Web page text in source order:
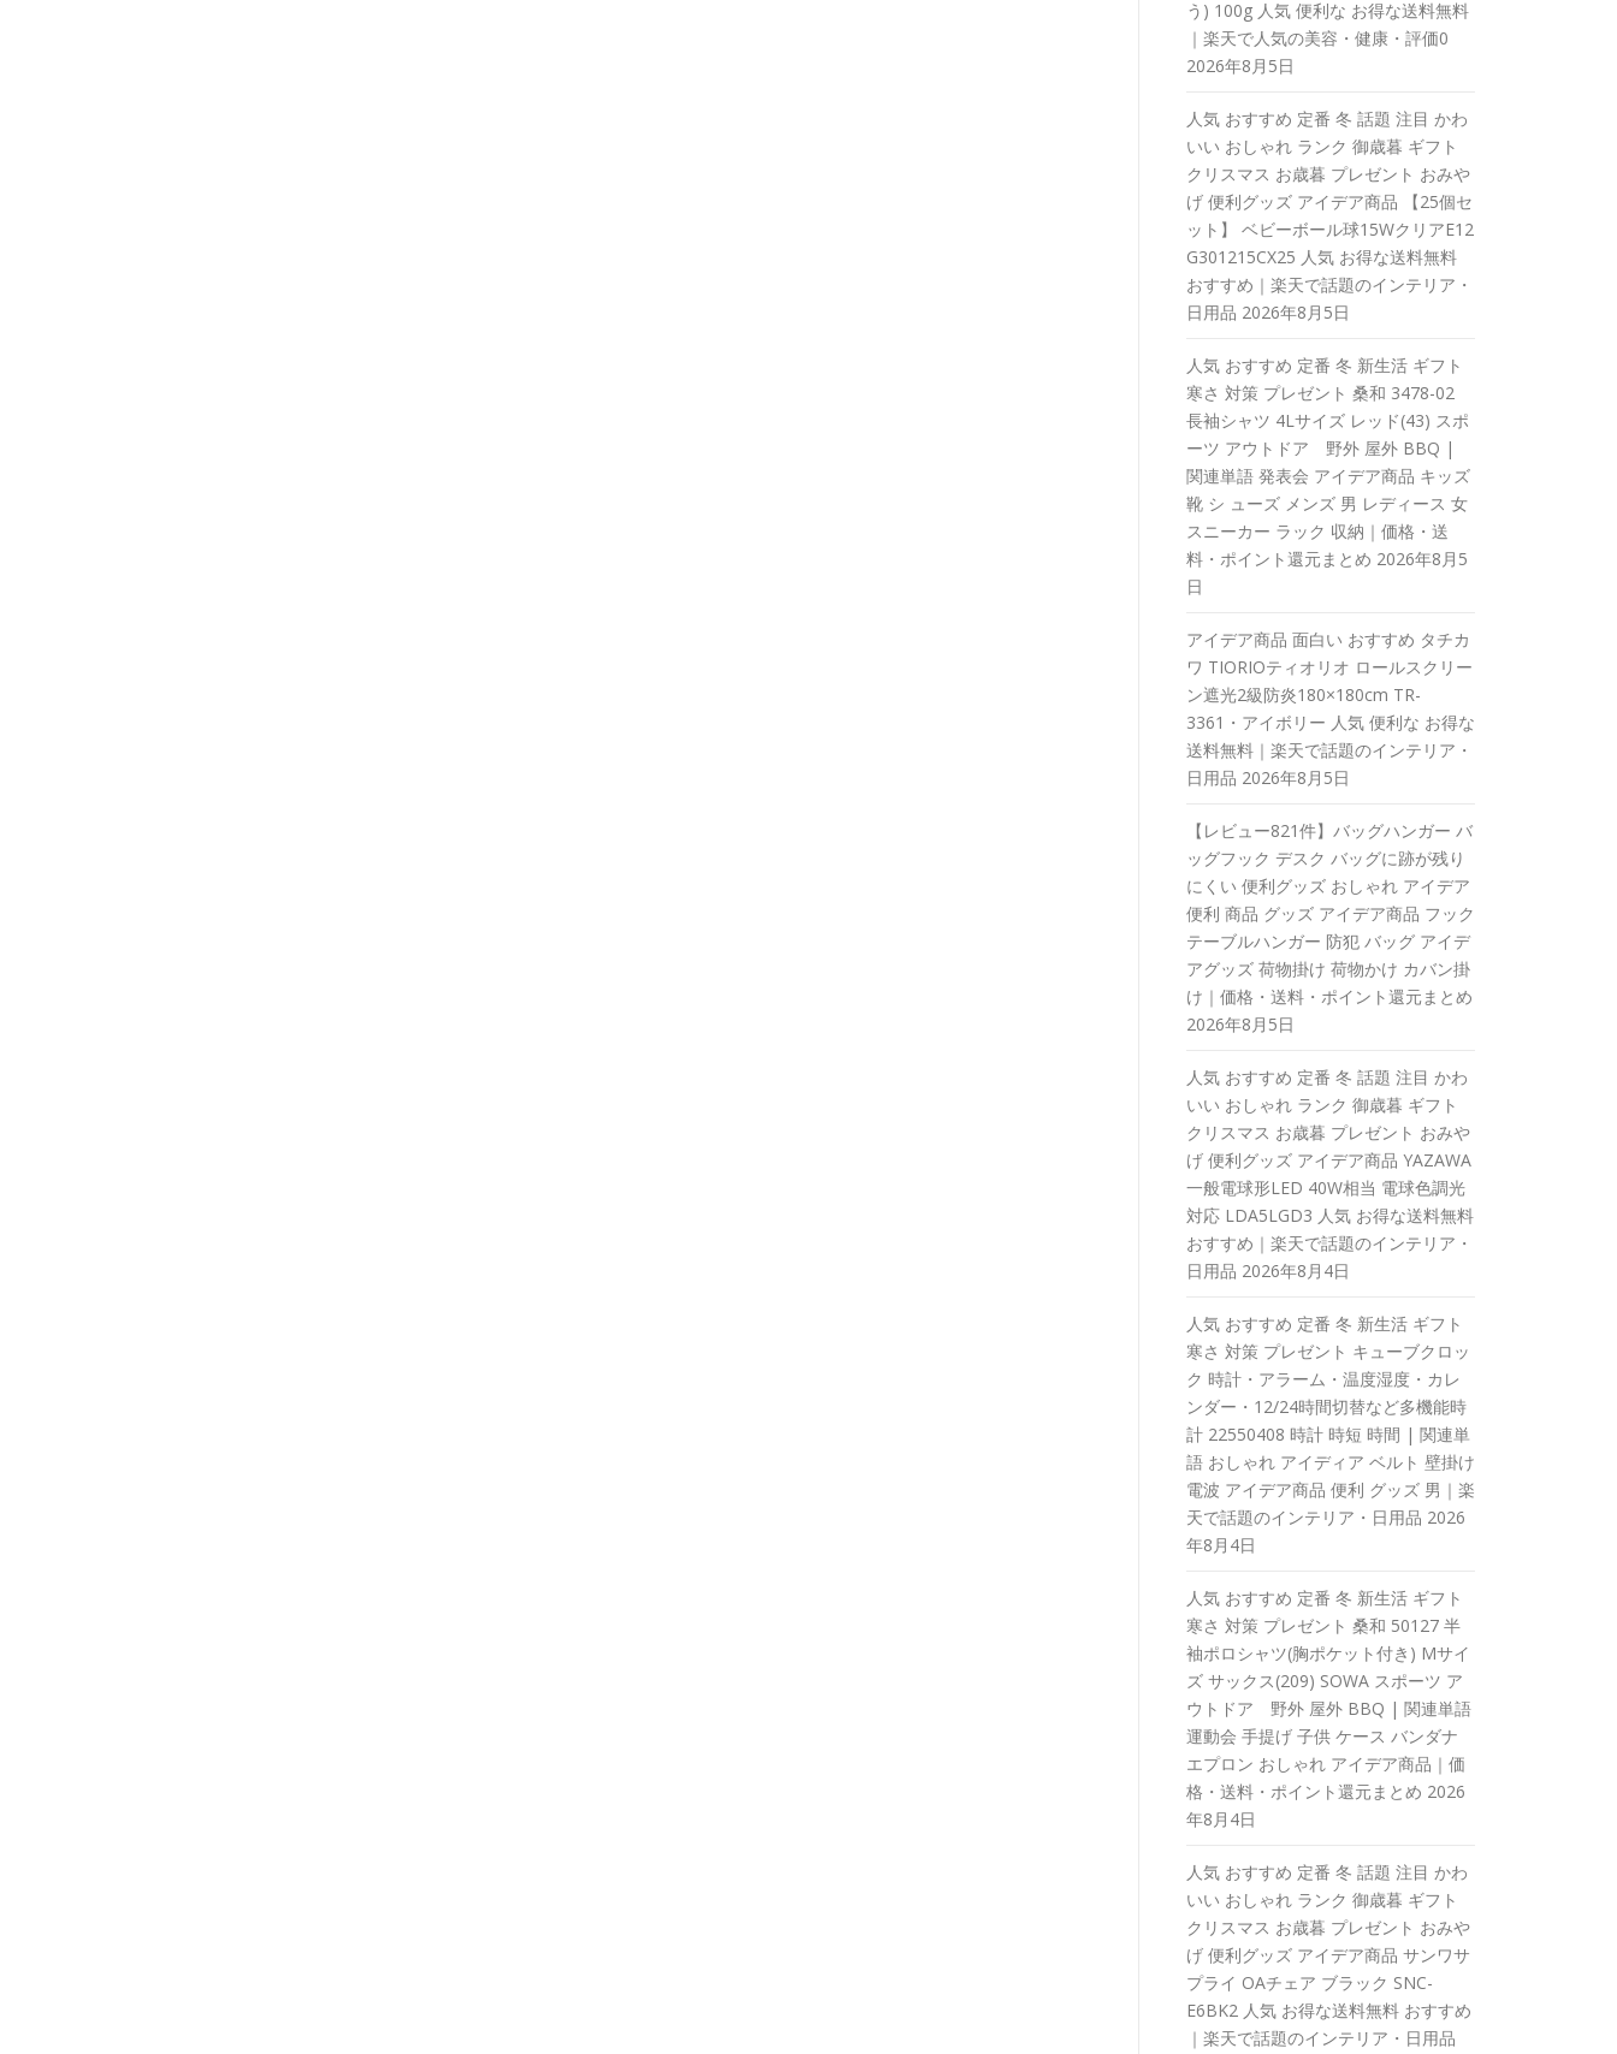
う) 100g 人気 便利な お得な送料無料
｜楽天で人気の美容・健康・評価0
2026年8月5日
人気 おすすめ 定番 冬 話題 注目 かわ
いい おしゃれ ランク 御歳暮 ギフト
クリスマス お歳暮 プレゼント おみや
げ 便利グッズ アイデア商品 【25個セ
ット】 ベビーボール球15WクリアE12
G301215CX25 人気 お得な送料無料
おすすめ｜楽天で話題のインテリア・
日用品 2026年8月5日
人気 おすすめ 定番 冬 新生活 ギフト
寒さ 対策 プレゼント 桑和 3478-02
長袖シャツ 4Lサイズ レッド(43) スポ
ーツ アウトドア 野外 屋外 BBQ |
関連単語 発表会 アイデア商品 キッズ
靴 シ ューズ メンズ 男 レディース 女
スニーカー ラック 収納｜価格・送
料・ポイント還元まとめ 2026年8月5
日
アイデア商品 面白い おすすめ タチカ
ワ TIORIOティオリオ ロールスクリー
ン遮光2級防炎180×180cm TR-
3361・アイボリー 人気 便利な お得な
送料無料｜楽天で話題のインテリア・
日用品 2026年8月5日
【レビュー821件】バッグハンガー バ
ッグフック デスク バッグに跡が残り
にくい 便利グッズ おしゃれ アイデア
便利 商品 グッズ アイデア商品 フック
テーブルハンガー 防犯 バッグ アイデ
アグッズ 荷物掛け 荷物かけ カバン掛
け｜価格・送料・ポイント還元まとめ
2026年8月5日
人気 おすすめ 定番 冬 話題 注目 かわ
いい おしゃれ ランク 御歳暮 ギフト
クリスマス お歳暮 プレゼント おみや
げ 便利グッズ アイデア商品 YAZAWA
一般電球形LED 40W相当 電球色調光
対応 LDA5LGD3 人気 お得な送料無料
おすすめ｜楽天で話題のインテリア・
日用品 2026年8月4日
人気 おすすめ 定番 冬 新生活 ギフト
寒さ 対策 プレゼント キューブクロッ
ク 時計・アラーム・温度湿度・カレ
ンダー・12/24時間切替など多機能時
計 22550408 時計 時短 時間 | 関連単
語 おしゃれ アイディア ベルト 壁掛け
電波 アイデア商品 便利 グッズ 男｜楽
天で話題のインテリア・日用品 2026
年8月4日
人気 おすすめ 定番 冬 新生活 ギフト
寒さ 対策 プレゼント 桑和 50127 半
袖ポロシャツ(胸ポケット付き) Mサイ
ズ サックス(209) SOWA スポーツ ア
ウトドア 野外 屋外 BBQ | 関連単語
運動会 手提げ 子供 ケース バンダナ
エプロン おしゃれ アイデア商品｜価
格・送料・ポイント還元まとめ 2026
年8月4日
人気 おすすめ 定番 冬 話題 注目 かわ
いい おしゃれ ランク 御歳暮 ギフト
クリスマス お歳暮 プレゼント おみや
げ 便利グッズ アイデア商品 サンワサ
プライ OAチェア ブラック SNC-
E6BK2 人気 お得な送料無料 おすすめ
｜楽天で話題のインテリア・日用品